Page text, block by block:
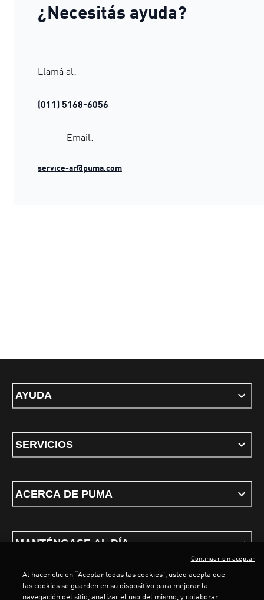
¿Necesitás ayuda?
Llamá al:
(011) 5168-6056
Email:
service-ar@puma.com
AYUDA
SERVICIOS
ACERCA DE PUMA
MANTÉNGASE AL DÍA
Al hacer clic en “Aceptar todas las cookies”, usted acepta que
las cookies se guarden en su dispositivo para mejorar la
navegación del sitio, analizar el uso del mismo, y colaborar
Continuar sin aceptar